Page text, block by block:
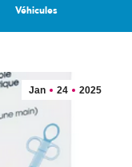
Véhicules
Jan 24 2025